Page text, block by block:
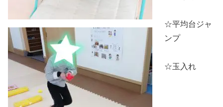
☆平均台ジャ
ンプ
☆玉入れ